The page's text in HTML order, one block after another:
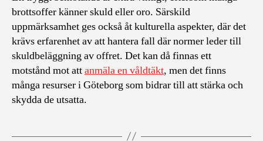
brottsoffer känner skuld eller oro. Särskild
uppmärksamhet ges också åt kulturella aspekter, där det
krävs erfarenhet av att hantera fall där normer leder till
skuldbeläggning av offret. Det kan då finnas ett
motstånd mot attanmäla en våldtäkt, men det finns
många resurser i Göteborg som bidrar till att stärka och
skydda de utsatta.